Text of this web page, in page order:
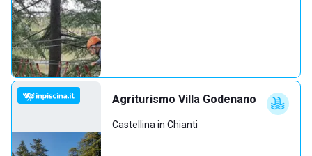
Agriturismo Villa Godenano
Castellina in Chianti